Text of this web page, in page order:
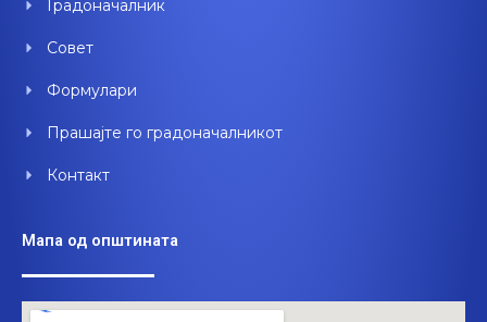
Градоначалник
Совет
Формулари
Прашајте го градоначалникот
Контакт
Мапа од општината